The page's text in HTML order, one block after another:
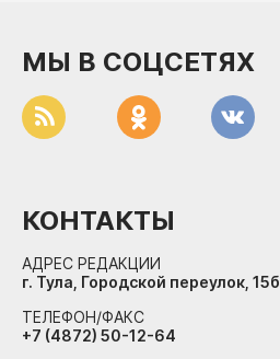
МЫ В СОЦСЕТЯХ
КОНТАКТЫ
АДРЕС РЕДАКЦИИ
г. Тула, Городской переулок, 15б
ТЕЛЕФОН/ФАКС
+7 (4872) 50-12-64